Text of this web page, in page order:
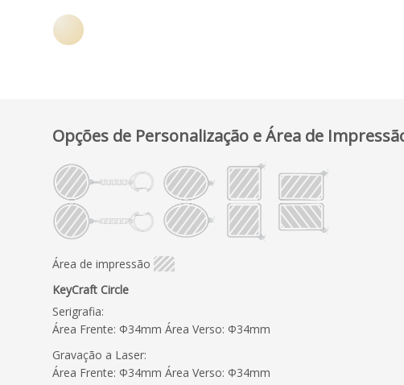
Opções de Personalização e Área de
Área de impressão
KeyCraft Circle
Serigrafia:
Área Frente: Φ34mm Área Verso: Φ34mm
Gravação a Laser:
Área Frente: Φ34mm Área Verso: Φ34mm